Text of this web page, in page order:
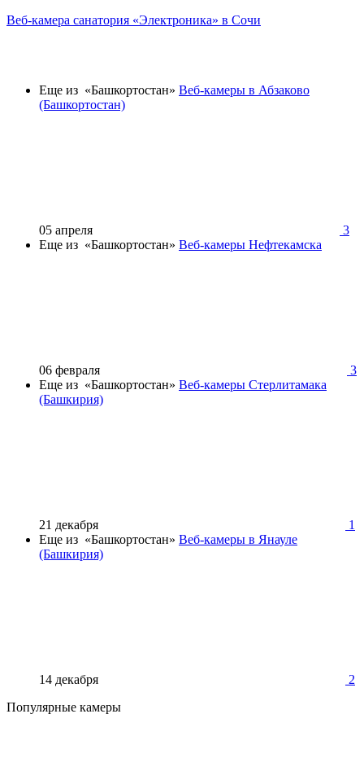
Веб-камера санатория «Электроника» в Сочи
Еще из «Башкортостан» Веб-камеры в Абзаково
(Башкортостан)
05 апреля
3
Еще из «Башкортостан» Веб-камеры Нефтекамска
06 февраля
3
Еще из «Башкортостан» Веб-камеры Стерлитамака
(Башкирия)
21 декабря
1
Еще из «Башкортостан» Веб-камеры в Янауле
(Башкирия)
14 декабря
2
Популярные камеры